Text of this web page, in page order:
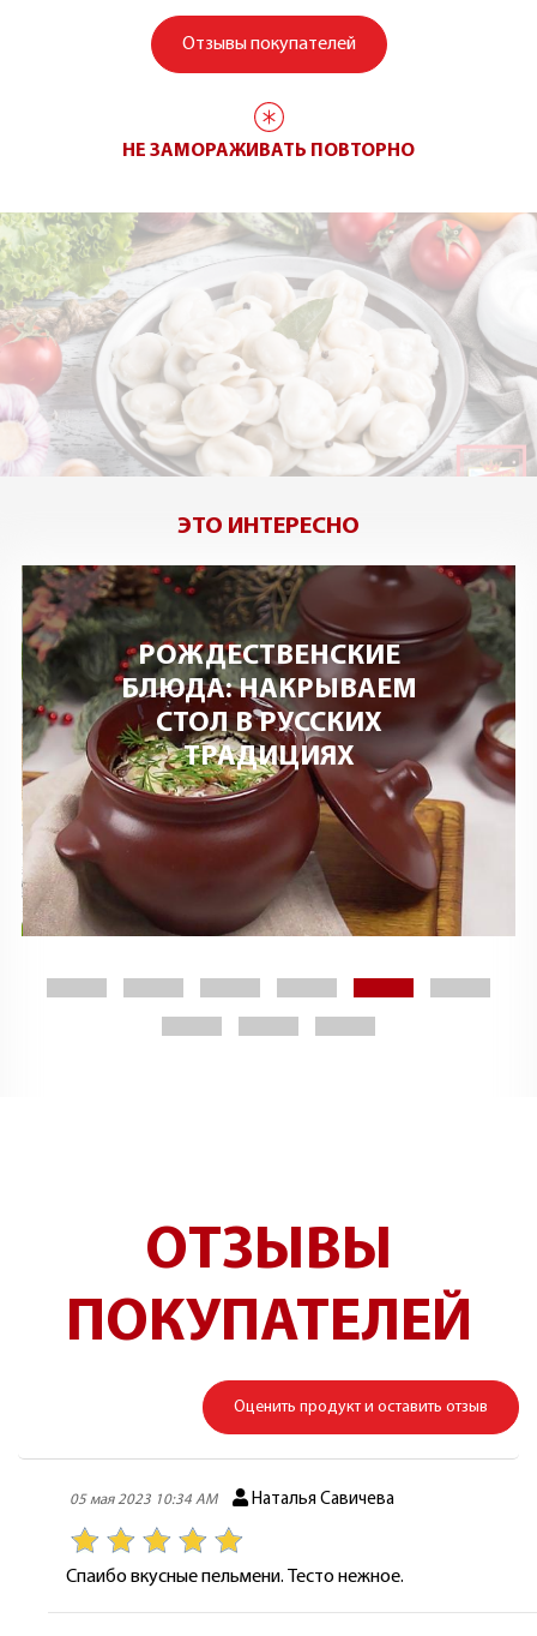
Отзывы покупателей
НЕ ЗАМОРАЖИВАТЬ ПОВТОРНО
ЭТО ИНТЕРЕСНО
РОЖДЕСТВЕНСКИЕ
БЛЮДА: НАКРЫВАЕМ
СТОЛ В РУССКИХ
ТРАДИЦИЯХ
ОТЗЫВЫ
ПОКУПАТЕЛЕЙ
Оценить продукт и оставить отзыв
05 мая 2023 10:34 AM Наталья Савичева
Спаибо вкусные пельмени. Тесто нежное.